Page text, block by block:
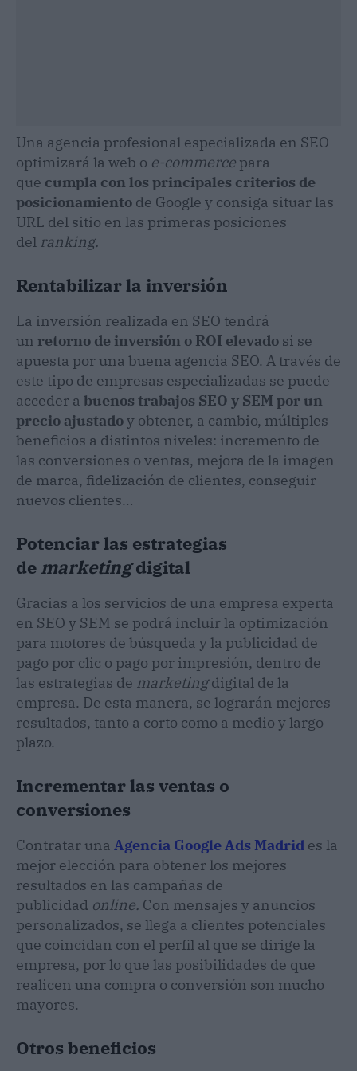
Una agencia profesional especializada en SEO
optimizará la web o e-commerce para
que cumpla con los principales criterios de
posicionamiento de Google y consiga situar las
URL del sitio en las primeras posiciones
del ranking.
Rentabilizar la inversión
La inversión realizada en SEO tendrá
un retorno de inversión o ROI elevado si se
apuesta por una buena agencia SEO. A través de
este tipo de empresas especializadas se puede
acceder a buenos trabajos SEO y SEM por un
precio ajustadoy obtener, a cambio, múltiples
beneficios a distintos niveles: incremento de
las conversiones o ventas, mejora de la imagen
de marca, fidelización de clientes, conseguir
nuevos clientes…
Potenciar las estrategias
de marketingdigital
Gracias a los servicios de una empresa experta
en SEO y SEM se podrá incluir la optimización
para motores de búsqueda y la publicidad de
pago por clic o pago por impresión, dentro de
las estrategias de marketingdigital de la
empresa. De esta manera, se lograrán mejores
resultados, tanto a corto como a medio y largo
plazo.
Incrementar las ventas o
conversiones
Contratar una Agencia Google Ads Madrid es la
mejor elección para obtener los mejores
resultados en las campañas de
publicidad online. Con mensajes y anuncios
personalizados, se llega a clientes potenciales
que coincidan con el perfil al que se dirige la
empresa, por lo que las posibilidades de que
realicen una compra o conversión son mucho
mayores.
Otros beneficios